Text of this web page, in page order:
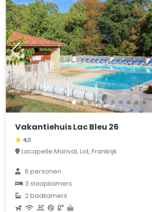
Vakantiehuis Lac Bleu 26
4,0
Lacapelle Marival, Lot, Frankrijk
6 personen
3 slaapkamers
2 badkamers